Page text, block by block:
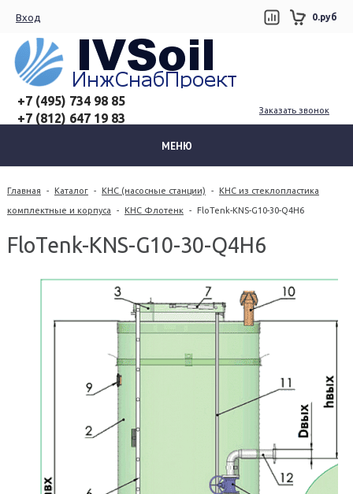
Вход 0.руб
+7 (495) 734 98 85
+7 (812) 647 19 83
Заказать звонок
МЕНЮ
Главная - Каталог - КНС (насосные станции) - КНС из стеклопластика
комплектные и корпуса - КНС Флотенк - FloTenk-KNS-G10-30-Q4H6
FloTenk-KNS-G10-30-Q4H6